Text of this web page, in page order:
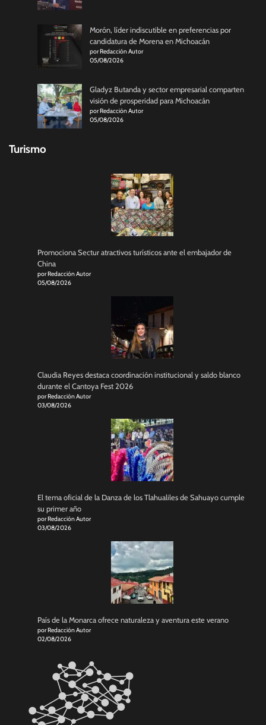
Morón, líder indiscutible en preferencias por
candidatura de Morena en Michoacán
por Redacción Autor
05/08/2026
Gladyz Butanda y sector empresarial comparten
visión de prosperidad para Michoacán
por Redacción Autor
05/08/2026
Turismo
Promociona Sectur atractivos turísticos ante el embajador de
China
por Redacción Autor
05/08/2026
Claudia Reyes destaca coordinación institucional y saldo blanco
durante el Cantoya Fest 2026
por Redacción Autor
03/08/2026
El tema oficial de la Danza de los Tlahualiles de Sahuayo cumple
su primer año
por Redacción Autor
03/08/2026
País de la Monarca ofrece naturaleza y aventura este verano
por Redacción Autor
02/08/2026